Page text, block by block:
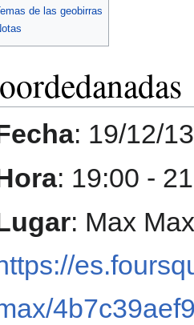
de las geobirras
: 19/12/13
: 19:00 -
: Max